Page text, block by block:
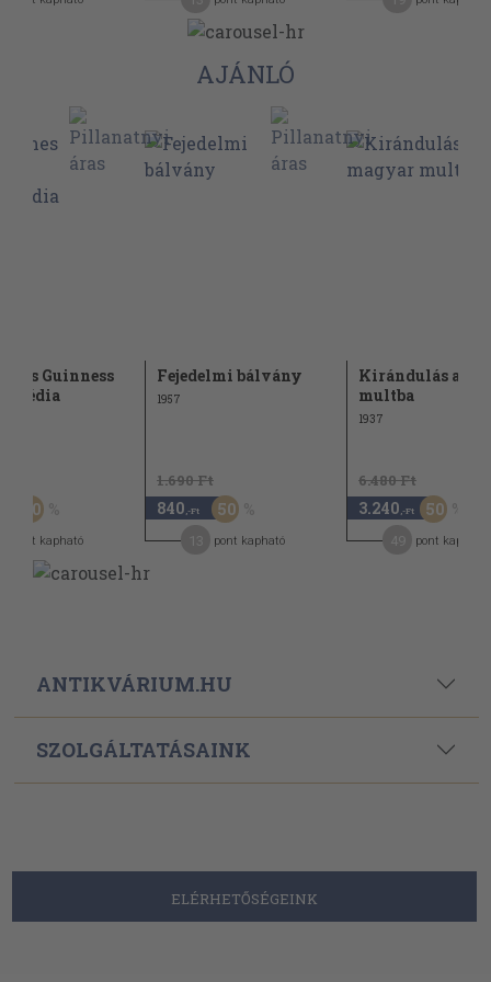
AJÁNLÓ
Guinness
50
pont kapható
Fejedelmi bálvány
1957
1.690 Ft
840 ,-Ft 50
pont kapható
Kirándulás a
multba
1937
6.480 Ft
3.240 ,-Ft 50
pont kapható
ANTIKVÁRIUM.HU
SZOLGÁLTATÁSAINK
ELÉRHETŐSÉGEINK